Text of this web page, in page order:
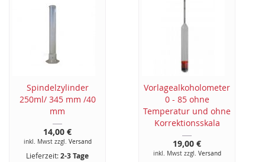
Spindelzylinder
250ml/ 345 mm /40
mm
14,00 €
inkl. Mwst zzgl. Versand
Lieferzeit:2-3 Tage
Vorlagealkoholometer
0 - 85 ohne
Temperatur und ohne
Korrektionsskala
19,00 €
inkl. Mwst zzgl. Versand